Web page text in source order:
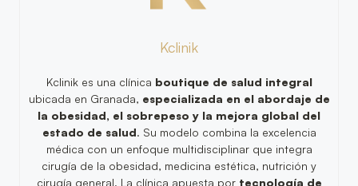
Kclinik
Kclinik es una clínica boutique de salud integral
ubicada en Granada, especializada en el abordaje de
la obesidad, el sobrepeso y la mejora global del
estado de salud. Su modelo combina la excelencia
médica con un enfoque multidisciplinar que integra
cirugía de la obesidad, medicina estética, nutrición y
cirugía general. La clínica apuesta por tecnología de